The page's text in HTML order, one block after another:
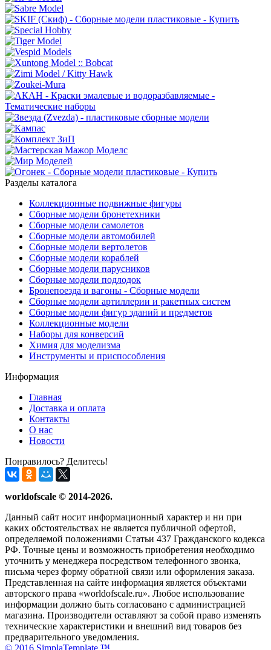
Разделы каталога
Коллекционные подвижные фигуры
Сборные модели бронетехники
Сборные модели самолетов
Сборные модели автомобилей
Сборные модели вертолетов
Сборные модели кораблей
Сборные модели парусников
Сборные модели подлодок
Бронепоезда и вагоны - Сборные модели
Сборные модели артиллерии и ракетных систем
Сборные модели фигур зданий и предметов
Коллекционные модели
Наборы для конверсий
Химия для моделизма
Инструменты и приспособления
Информация
Главная
Доставка и оплата
Контакты
О нас
Новости
Понравилось? Делитесь!
worldofscale © 2014-2026.
Данный сайт носит информационный характер и ни при
каких обстоятельствах не является публичной офертой,
определяемой положениями Статьи 437 Гражданского кодекса
РФ. Точные цены и возможность приобретения необходимо
уточнить у менеджера посредством телефонного звонка,
письма через форму обратной связи или оформления заказа.
Представленная на сайте информация является объектами
авторского права «worldofscale.ru». Любое использование
информации должно быть согласовано с администрацией
магазина. Производители оставляют за собой право изменять
технические характеристики и внешний вид товаров без
предварительного уведомления.
© 2016 SimplaTemplate ™